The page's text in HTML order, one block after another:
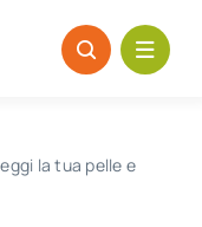
la tua pelle e